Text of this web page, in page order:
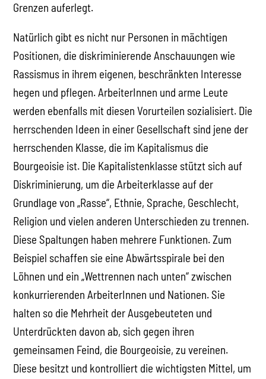
Grenzen auferlegt.
Natürlich gibt es nicht nur Personen in mächtigen
Positionen, die diskriminierende Anschauungen wie
Rassismus in ihrem eigenen, beschränkten Interesse
hegen und pflegen. ArbeiterInnen und arme Leute
werden ebenfalls mit diesen Vorurteilen sozialisiert. Die
herrschenden Ideen in einer Gesellschaft sind jene der
herrschenden Klasse, die im Kapitalismus die
Bourgeoisie ist. Die Kapitalistenklasse stützt sich auf
Diskriminierung, um die Arbeiterklasse auf der
Grundlage von „Rasse“, Ethnie, Sprache, Geschlecht,
Religion und vielen anderen Unterschieden zu trennen.
Diese Spaltungen haben mehrere Funktionen. Zum
Beispiel schaffen sie eine Abwärtsspirale bei den
Löhnen und ein „Wettrennen nach unten“ zwischen
konkurrierenden ArbeiterInnen und Nationen. Sie
halten so die Mehrheit der Ausgebeuteten und
Unterdrückten davon ab, sich gegen ihren
gemeinsamen Feind, die Bourgeoisie, zu vereinen.
Diese besitzt und kontrolliert die wichtigsten Mittel, um